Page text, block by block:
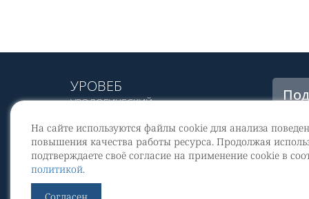
На сайте используются файлы cookie для анализа
повышения качества работы ресурса. Продолжая
подтверждаете своё согласие на применение cookie в
политикой.
УРОВЕБ
УРОЛОГИЧЕСКИЙ
© 2002 - 2026
МЕДИАКИТ 2023